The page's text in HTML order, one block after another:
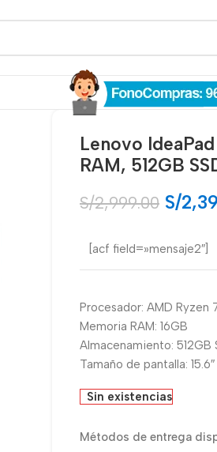
Lenovo
RAM, 512GB
S/2,999.00 S/
[acf field=»mensaje2″]
Procesador: AMD Ryzen
Memoria RAM: 16GB
Almacenamiento: 512GB
Tamaño de pantalla: 15.6″
Sin existencias
Métodos de entrega